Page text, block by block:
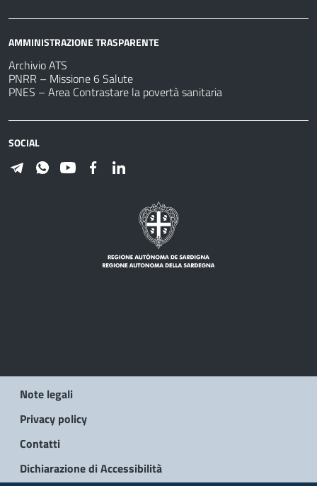
AMMINISTRAZIONE TRASPARENTE
Archivio ATS
PNRR – Missione 6 Salute
PNES – Area Contrastare la povertà sanitaria
SOCIAL
Note legali
Privacy policy
Contatti
Dichiarazione di Accessibilità